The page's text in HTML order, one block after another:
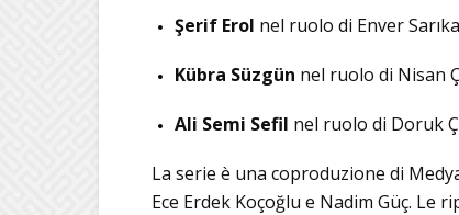
Şerif Erol nel ruolo di Enver
Kübra Süzgün nel ruolo di Nisan
Ali Semi Sefil nel ruolo di Doruk
La serie è una coproduzione di
Ece Erdek Koçoğlu e Nadim Güç. Le